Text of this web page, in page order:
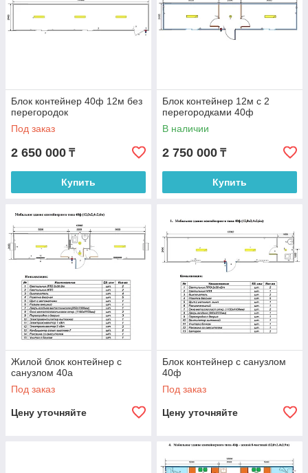
Блок контейнер 40ф 12м без
перегородок
Под заказ
2 650 000 ₸
Купить
Блок контейнер 12м с 2
перегородками 40ф
В наличии
2 750 000 ₸
Купить
Жилой блок контейнер с
санузлом 40a
Под заказ
Цену уточняйте
Блок контейнер с санузлом
40ф
Под заказ
Цену уточняйте